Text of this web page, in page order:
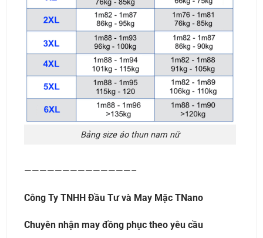
Bảng size áo thun nam nữ
——————————————–
Công Ty TNHH Đầu Tư và May Mặc TNano
Chuyên nhận may đồng phục theo yêu cầu